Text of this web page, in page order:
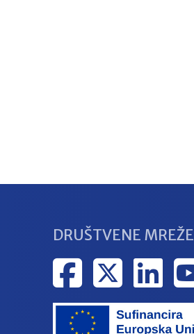
DRUŠTVENE MREŽE